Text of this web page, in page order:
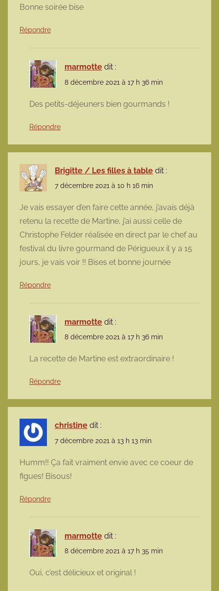
Bonne soirée bise
Répondre
marmotte dit :
8 décembre 2021 à 17 h 36 min
Des petits-déjeuners bien gourmands !
Répondre
Brigitte / Les filles à table dit :
7 décembre 2021 à 10 h 16 min
Je vais essayer d’en faire cette année, j’avais déjà
retenu la recette de Martine, j’ai aussi celle de
Christophe Felder réalisée en direct par le chef au
festival du livre gourmand de Périgueux il y a 15
jours, je vais voir !! Bises et bonne journée
Répondre
marmotte dit :
8 décembre 2021 à 17 h 36 min
La recette de Martine est extraordinaire !
Répondre
christine dit :
7 décembre 2021 à 13 h 13 min
Humm!! Ça fait vraiment envie avec ce coeur de
figues! Bisous!
Répondre
marmotte dit :
8 décembre 2021 à 17 h 35 min
Oui, c’est délicieux et original !